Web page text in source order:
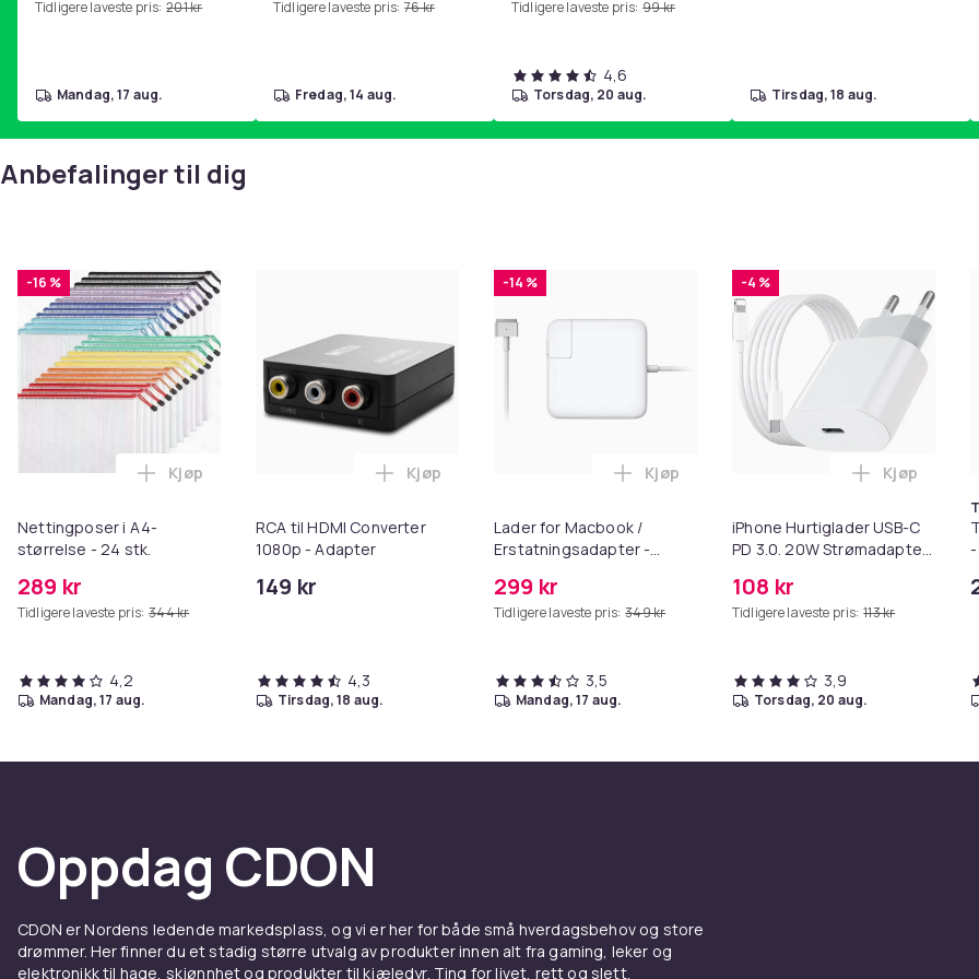
hjemmegymnastikk Pink
Tidligere laveste pris: 201 kr
mandag, 17 aug.
Tidligere laveste pris: 76 kr
fredag, 14 aug.
Tidligere laveste pris: 99 kr
4,6
torsdag, 20 aug. tirsdag, 18 aug.
Anbefalinger til dig
-16 %
Nettingposer i A4-
størrelse - 24 stk.
289 kr
Tidligere laveste pris: 344 kr
Legg Nettingposer i A4-størrelse - 24 stk. i handlekurven
Kjøp
4,2
mandag, 17 aug.
RCA til HDMI Converter
1080p - Adapter
149 kr
Legg RCA til HDMI Converter 1080p - Adapter i handlekurven
Kjøp
4,3
tirsdag, 18 aug.
-14 %
Lader for Macbook /
Erstatningsadapter -
299 kr
Tidligere laveste pris: 349 kr
Legg Lader for Macbook /
Kjøp
3,5
mandag, 17 aug.
-4 %
iPhone Hurtiglader USB-C
PD 3.0. 20W Strømadapter
108 kr
Tidligere laveste pris: 113 kr
Legg
Kjøp
3,9
torsdag, 20 aug.
-
Oppdag CDON
CDON er Nordens ledende markedsplass, og vi er her for både små hverdagsbehov og store
drømmer. Her finner du et stadig større utvalg av produkter innen alt fra gaming, leker og
elektronikk til hage, skjønnhet og produkter til kjæledyr. Ting for livet, rett og slett.